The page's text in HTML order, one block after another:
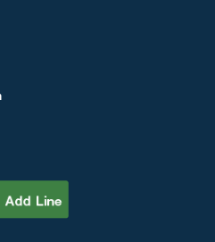
ซองขยายข้างมีหน้าต่าง
ลี่ยมผืนผ้า)